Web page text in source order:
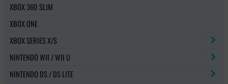
XBOX 360 SLIM
XBOX ONE
XBOX SERIES X/S
NINTENDO WII / WII U
NINTENDO DS / DS LITE